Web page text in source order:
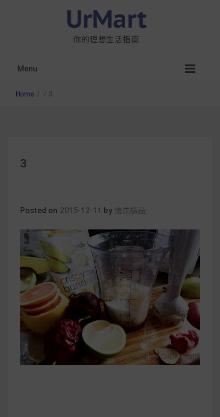
你的理想生活指南
Menu
簡單料理
健身重訓菜單
運動健身飲食建議
2020 年最新蛋白粉終極指南，讓你一次搞
清楚！
Home / / 3
3
Posted on 2015-12-11 by 優馬選品